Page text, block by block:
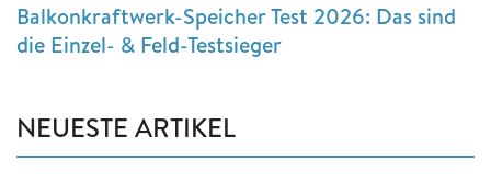
Balkonkraftwerk-Speicher Test 2026: Das sind
die Einzel- & Feld-Testsieger
NEUESTE ARTIKEL